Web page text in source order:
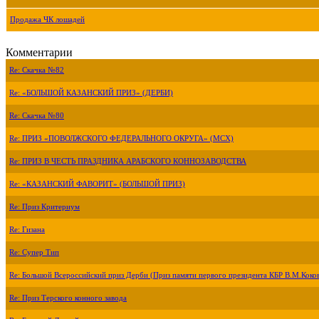
Продажа ЧК лошадей
Комментарии
Re: Скачка №82
Re: «БОЛЬШОЙ КАЗАНСКИЙ ПРИЗ» (ДЕРБИ)
Re: Скачка №80
Re: ПРИЗ «ПОВОЛЖСКОГО ФЕДЕРАЛЬНОГО ОКРУГА» (МСХ)
Re: ПРИЗ В ЧЕСТЬ ПРАЗДНИКА АРАБСКОГО КОННОЗАВОДСТВА
Re: «КАЗАНСКИЙ ФАВОРИТ» (БОЛЬШОЙ ПРИЗ)
Re: Приз Критериум
Re: Гизана
Re: Супер Тип
Re: Большой Всероссийский приз Дерби (Приз памяти первого президента КБР
Re: Приз Терского конного завода